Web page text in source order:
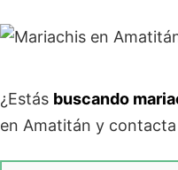
¿Estás buscando
en Amatitán y